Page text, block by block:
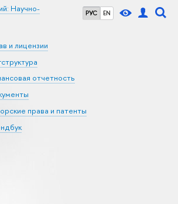
РУС EN
Научно-
и лицензии
отчетность
права и патенты